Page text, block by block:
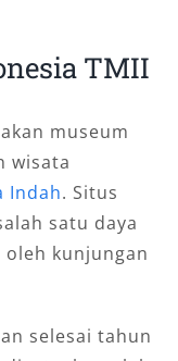
TMII
museum
wisata
Indah. Situs
satu daya
kunjungan
selesai tahun